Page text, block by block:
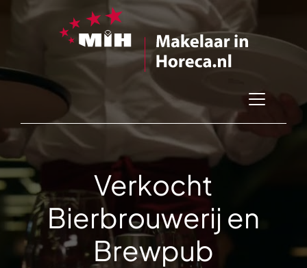
Verkocht
Bierbrouwerij en
Brewpub